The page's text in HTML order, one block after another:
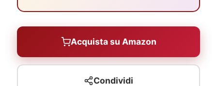
Acquista su Amazon
Condividi